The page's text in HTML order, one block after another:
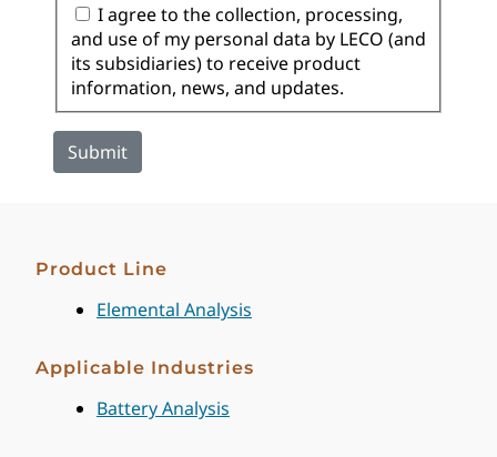
I agree to the collection, processing,
and use of my personal data by LECO (and
its subsidiaries) to receive product
information, news, and updates.
Product Line
Elemental Analysis
Applicable Industries
Battery Analysis